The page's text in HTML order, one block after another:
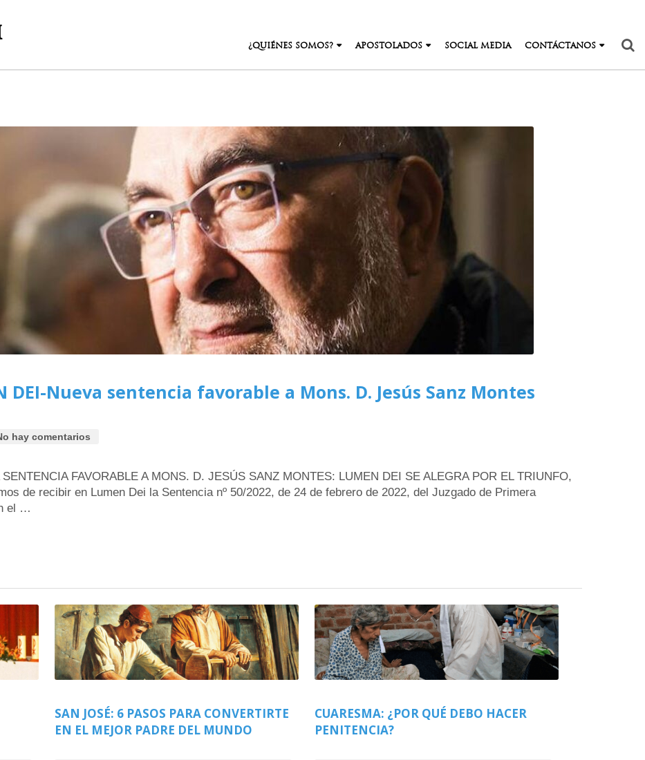
¿QUIÉNES SOMOS? APOSTOLADOS SOCIAL MEDIA CONTÁCTANOS
DEI-Nueva sentencia favorable a Mons. D. Jesús Sanz Montes
hay comentarios
FAVORABLE A MONS. D. JESÚS SANZ MONTES: LUMEN DEI SE ALEGRA POR EL TRIUNFO,
de recibir en Lumen Dei la Sentencia nº 50/2022, de 24 de febrero de 2022, del Juzgado de Primera
el …
SAN JOSÉ: 6 PASOS PARA CONVERTIRTE
EN EL MEJOR PADRE DEL MUNDO
CUARESMA: ¿POR QUÉ DEBO HACER
PENITENCIA?